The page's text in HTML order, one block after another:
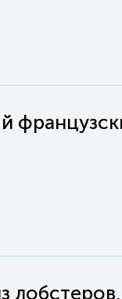
лобстеров.